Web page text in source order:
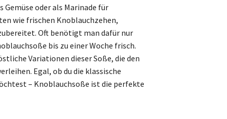
oder als Marinade für
wie frischen Knoblauchzehen,
Oft benötigt man dafür nur
bis zu einer Woche frisch.
Variationen dieser Soße, die den
Egal, ob du die klassische
– Knoblauchsoße ist die perfekte